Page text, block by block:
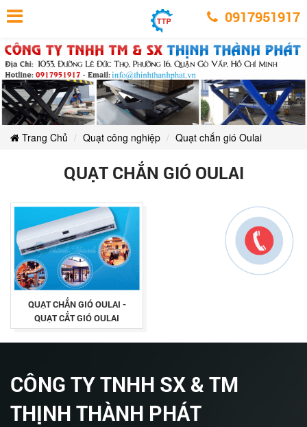
Quạt
chắn
gió
Oulai
Quạt
gió
Oulai
Quạt
chắn
gió
Oulai
Quạt
chắn
Oulai
chắn
gió
chắn
gió 0917951917
Trang Chủ Quạt công nghiệp Quạt chắn gió Oulai
QUẠT CHẮN GIÓ OULAI
QUẠT CHẮN GIÓ OULAI -
QUẠT CẮT GIÓ OULAI
CÔNG TY TNHH SX & TM
THỊNH THÀNH PHÁT